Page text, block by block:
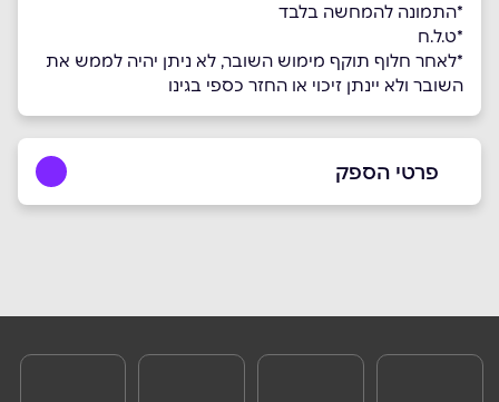
*התמונה להמחשה בלבד
*ט.ל.ח
*לאחר חלוף תוקף מימוש השובר, לא ניתן יהיה לממש את
השובר ולא יינתן זיכוי או החזר כספי בגינו
פרטי הספק